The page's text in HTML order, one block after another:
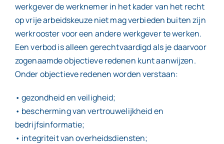
werkgever de werknemer in het kader van het recht
op vrije arbeidskeuze niet mag verbieden buiten zijn
werkrooster voor een andere werkgever te werken.
Een verbod is alleen gerechtvaardigd als je daarvoor
zogenaamde objectieve redenen kunt aanwijzen.
Onder objectieve redenen worden verstaan:
• gezondheid en veiligheid;
• bescherming van vertrouwelijkheid en
bedrijfsinformatie;
• integriteit van overheidsdiensten;